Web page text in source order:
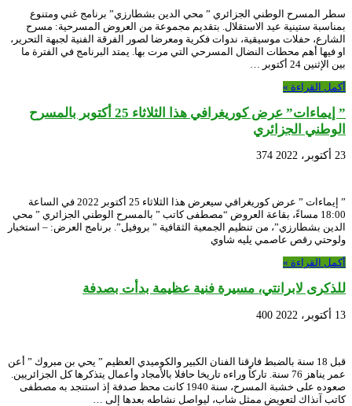
سطر المسرح الوطني الجزائري ” محي الدين بشطارزي” برنامج غني ومتنوع
بمناسبة ستينية عيد الاستقلال. بتقديم مجموعة من العروض المسرحية: مسرح
الشارع، حفلات موسيقية، ندوات فكرية ومعرضا لصور الفرقة الفنية لجبهة التحرير،
او فيها أهم محطات النضال المسرحي التي مرت بها. يمتد البرنامج في الفترة ما
بين الإثنين 24 أكتوبر …
أكمل القراءة »
” إيماءات” عرض كوريغرافي هذا الثلاثاء 25 أكتوبر بالمسرح
الوطني الجزائري
23 أكتوبر، 2022 374
” إيماءات ” عرض كوريغرافي سيعرض هذا الثلاثاء 25 أكتوبر 2022 في الساعة
18:00 مساءً، بقاعة العروض “مصطفى كاتب ” بالمسرح الوطني الجزائري ” محي
الدين بشطارزي”، من تنظيم الجمعية الثقافية ” بروفيل”. برنامج العرض: – استخبار
ولوحتي رقص عاصمي يليه شاوي
أكمل القراءة »
للذكرى لابرانتي، مسيرة فنية عظيمة بدأت بصدفة
13 أكتوبر، 2022 400
قبل 18 سنة بالضبط فارقنا الفنان الكبير والكوميدي العظيم ” يحي بن مبروك ” أعن
عمر يناهز 76 سنة. تاركاً وراءه تاريخا حافلا بالأمجاد وأعمال يتذكرها كل الجزائريين.
صعوده على خشبة المسرح، سنة 1940 كانت محظ صدفة إذ استنجد به مصطفى
كاتب آنذاك لتعويض ممثل شاب، ليواصل نشاطه بعدها إلى …